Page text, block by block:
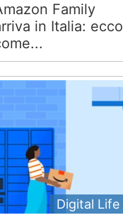
Family
in Italia: ecco
Digital Life